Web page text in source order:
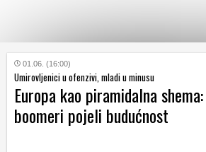
KATEGORIJE
HRVATSKI
WEB
01.06. (16:00)
Umirovljenici u ofenzivi, mladi u minusu
Europa kao piramidalna
boomeri pojeli budućnost